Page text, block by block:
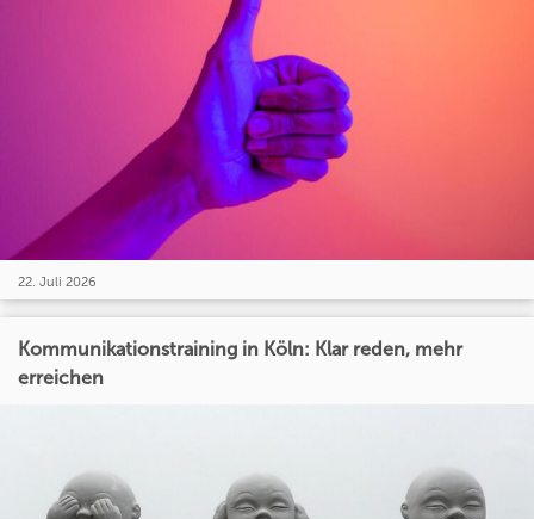
22. Juli 2026
Kommunikationstraining in Köln: Klar reden, mehr
erreichen